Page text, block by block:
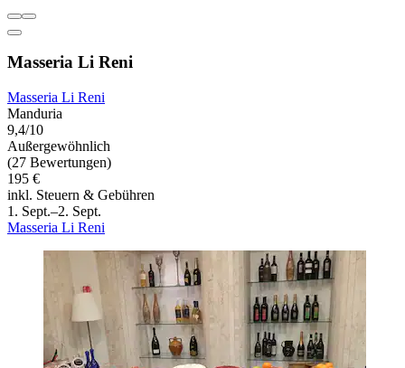
Masseria Li Reni
Masseria Li Reni
Manduria
9,4/10
Außergewöhnlich
(27 Bewertungen)
195 €
inkl. Steuern & Gebühren
1. Sept.–2. Sept.
Masseria Li Reni